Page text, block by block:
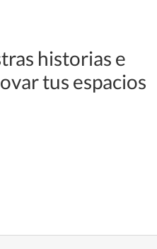
historias e
tus espacios